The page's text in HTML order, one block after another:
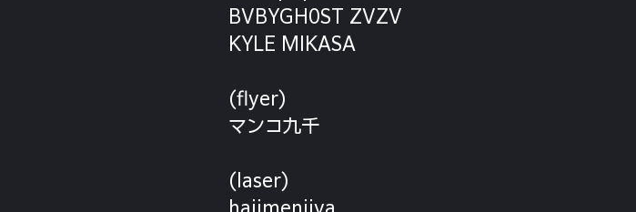
BVBYGH0ST ZVZV
KYLE MIKASA
(flyer)
マンコ九千
(laser)
hajimeniiya